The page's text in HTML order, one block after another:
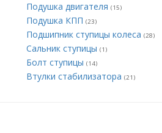
Подушка двигателя (15)
Подушка КПП (23)
Подшипник ступицы колеса (28)
Сальник ступицы (1)
Болт ступицы (14)
Втулки стабилизатора (21)